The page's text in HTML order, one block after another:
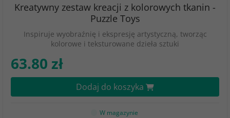
Kreatywny zestaw kreacji z kolorowych tkanin -
Puzzle Toys
Inspiruje wyobraźnię i ekspresję artystyczną, tworząc
kolorowe i teksturowane dzieła sztuki
63.80 zł
Dodaj do koszyka
W magazynie